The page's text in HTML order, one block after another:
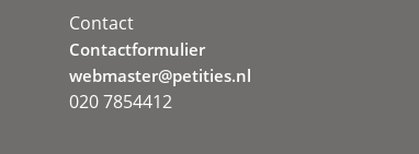
Contact
Contactformulier
webmaster@petities.nl
020 7854412